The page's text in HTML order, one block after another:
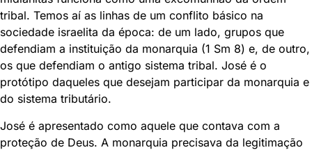
tribal. Temos aí as linhas de um conflito básico na
sociedade israelita da época: de um lado, grupos que
defendiam a instituição da monarquia (1 Sm 8) e, de outro,
os que defendiam o antigo sistema tribal. José é o
protótipo daqueles que desejam participar da monarquia e
do sistema tributário.
José é apresentado como aquele que contava com a
proteção de Deus. A monarquia precisava da legitimação